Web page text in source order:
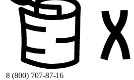
8 (800) 707-87-16